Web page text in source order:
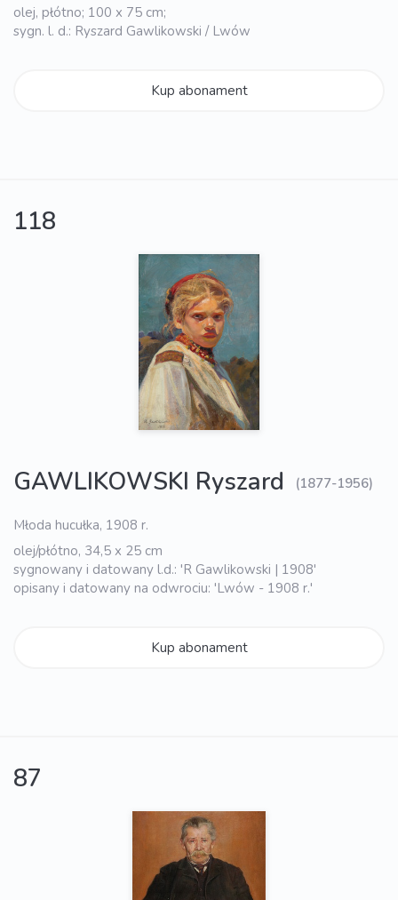
olej, płótno; 100 x 75 cm;
sygn. l. d.: Ryszard Gawlikowski / Lwów
Kup abonament
118
GAWLIKOWSKI Ryszard (1877-1956)
Młoda hucułka, 1908 r.
olej/płótno, 34,5 x 25 cm
sygnowany i datowany l.d.: 'R Gawlikowski | 1908'
opisany i datowany na odwrociu: 'Lwów - 1908 r.'
Kup abonament
87